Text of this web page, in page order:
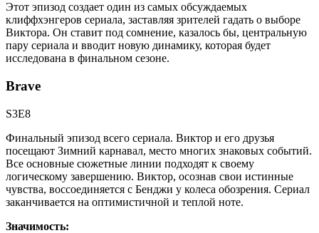
Этот эпизод создает один из самых обсуждаемых
клиффхэнгеров сериала, заставляя зрителей гадать о выборе
Виктора. Он ставит под сомнение, казалось бы, центральную
пару сериала и вводит новую динамику, которая будет
исследована в финальном сезоне.
Brave
S3E8
Финальный эпизод всего сериала. Виктор и его друзья
посещают Зимний карнавал, место многих знаковых событий.
Все основные сюжетные линии подходят к своему
логическому завершению. Виктор, осознав свои истинные
чувства, воссоединяется с Бенджи у колеса обозрения. Сериал
заканчивается на оптимистичной и теплой ноте.
Значимость: